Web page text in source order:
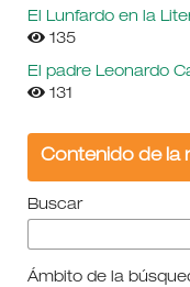
El Lunfardo en la
135
El padre Leonardo
131
Contenido de la
Buscar
Ámbito de la